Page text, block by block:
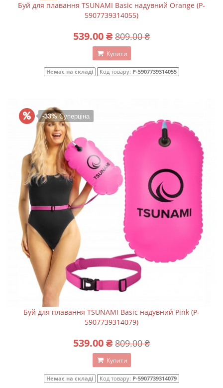
Буй для плавання TSUNAMI Basic надувний Orange (P-
5907739314055)
539.00 ₴ 809.00 ₴
Купити
Немає на складі Код товару: P-5907739314055
-33%Суперціна
Буй для плавання TSUNAMI Basic надувний Pink (P-
5907739314079)
539.00 ₴ 809.00 ₴
Купити
Немає на складі Код товару: P-5907739314079